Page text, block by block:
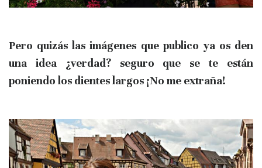
Pero quizás las imágenes que publico ya os den
una idea ¿verdad? seguro que se te están
poniendo los dientes largos ¡No me extraña!